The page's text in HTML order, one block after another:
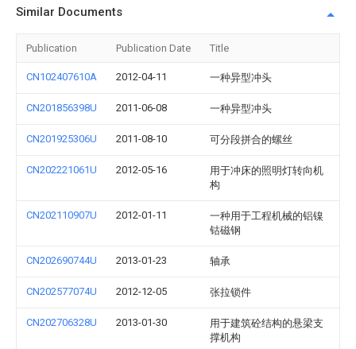
Similar Documents
Publication Publication Date Title
CN102407610A 2012-04-11 一种异型冲头
CN201856398U 2011-06-08 一种异型冲头
CN201925306U 2011-08-10 可分段拼合的螺丝
CN202221061U 2012-05-16
用于冲床的照明灯转向机
构
CN202110907U 2012-01-11
一种用于工程机械的铝镍
钴磁钢
CN202690744U 2013-01-23 轴承
CN202577074U 2012-12-05 张拉锁件
CN202706328U 2013-01-30
用于建筑砼结构的悬梁支
撑机构